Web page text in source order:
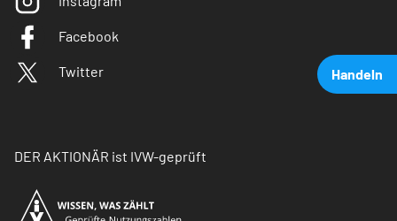
Handeln
Facebook
Twitter
DER AKTIONÄR ist IVW-geprüft